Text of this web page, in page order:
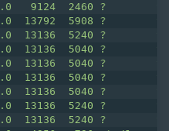
9124  2460 ?        S
13792  5908 ?        S
13136  5240 ?        S
13136  5040 ?        S
13136  5040 ?        S
13136  5040 ?        S
13136  5040 ?        S
13136  5240 ?        S
13136  5240 ?        S